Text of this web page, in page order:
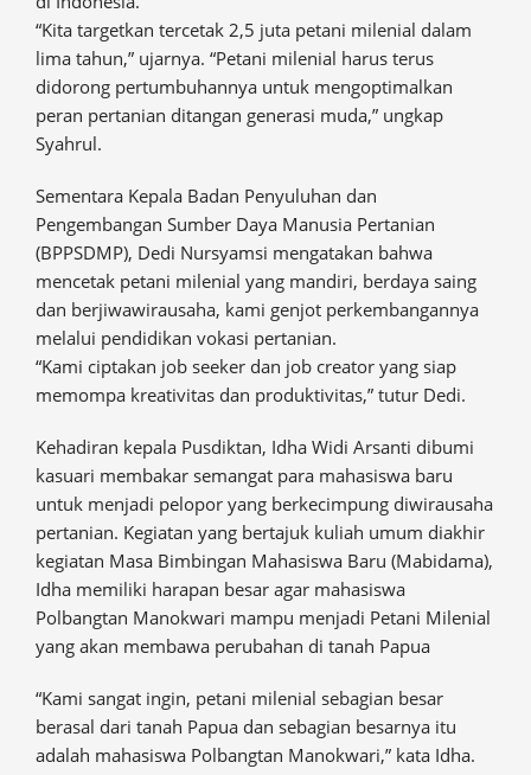
“Kita targetkan tercetak 2,5 juta petani milenial dalam
lima tahun,” ujarnya. “Petani milenial harus terus
didorong pertumbuhannya untuk mengoptimalkan
peran pertanian ditangan generasi muda,” ungkap
Syahrul.
Sementara Kepala Badan Penyuluhan dan
Pengembangan Sumber Daya Manusia Pertanian
(BPPSDMP), Dedi Nursyamsi mengatakan bahwa
mencetak petani milenial yang mandiri, berdaya saing
dan berjiwawirausaha, kami genjot perkembangannya
melalui pendidikan vokasi pertanian.
“Kami ciptakan job seeker dan job creator yang siap
memompa kreativitas dan produktivitas,” tutur Dedi.
Kehadiran kepala Pusdiktan, Idha Widi Arsanti dibumi
kasuari membakar semangat para mahasiswa baru
untuk menjadi pelopor yang berkecimpung diwirausaha
pertanian. Kegiatan yang bertajuk kuliah umum diakhir
kegiatan Masa Bimbingan Mahasiswa Baru (Mabidama),
Idha memiliki harapan besar agar mahasiswa
Polbangtan Manokwari mampu menjadi Petani Milenial
yang akan membawa perubahan di tanah Papua
“Kami sangat ingin, petani milenial sebagian besar
berasal dari tanah Papua dan sebagian besarnya itu
adalah mahasiswa Polbangtan Manokwari,” kata Idha.